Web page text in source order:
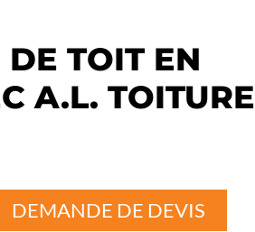
TOIT EN
A.L. TOITURE
DEMANDE DE DEVIS